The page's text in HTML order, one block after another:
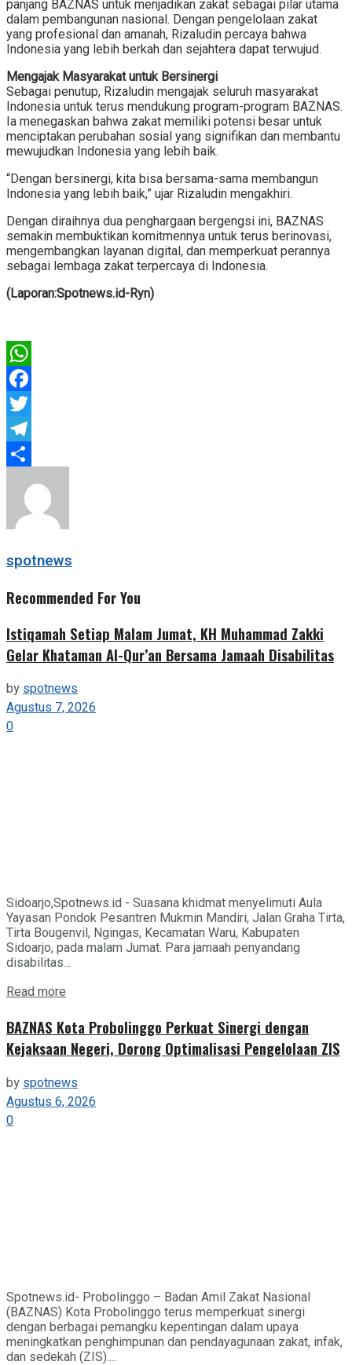
panjang BAZNAS untuk menjadikan zakat sebagai pilar utama
dalam pembangunan nasional. Dengan pengelolaan zakat
yang profesional dan amanah, Rizaludin percaya bahwa
Indonesia yang lebih berkah dan sejahtera dapat terwujud.
Mengajak Masyarakat untuk Bersinergi
Sebagai penutup, Rizaludin mengajak seluruh masyarakat
Indonesia untuk terus mendukung program-program BAZNAS.
Ia menegaskan bahwa zakat memiliki potensi besar untuk
menciptakan perubahan sosial yang signifikan dan membantu
mewujudkan Indonesia yang lebih baik.
“Dengan bersinergi, kita bisa bersama-sama membangun
Indonesia yang lebih baik,” ujar Rizaludin mengakhiri.
Dengan diraihnya dua penghargaan bergengsi ini, BAZNAS
semakin membuktikan komitmennya untuk terus berinovasi,
mengembangkan layanan digital, dan memperkuat perannya
sebagai lembaga zakat terpercaya di Indonesia.
(Laporan:Spotnews.id-Ryn)
WhatsApp
Facebook
Twitter
Telegram
Share
spotnews
Recommended For You
Istiqamah Setiap Malam Jumat, KH Muhammad Zakki
Gelar Khataman Al-Qur’an Bersama Jamaah Disabilitas
byspotnews
Agustus 7, 2026
0
Sidoarjo,Spotnews.id - Suasana khidmat menyelimuti Aula
Yayasan Pondok Pesantren Mukmin Mandiri, Jalan Graha Tirta,
Tirta Bougenvil, Ngingas, Kecamatan Waru, Kabupaten
Sidoarjo, pada malam Jumat. Para jamaah penyandang
disabilitas...
Read more
BAZNAS Kota Probolinggo Perkuat Sinergi dengan
Kejaksaan Negeri, Dorong Optimalisasi Pengelolaan ZIS
by spotnews
Agustus 6, 2026
0
Spotnews.id- Probolinggo – Badan Amil Zakat Nasional
(BAZNAS) Kota Probolinggo terus memperkuat sinergi
dengan berbagai pemangku kepentingan dalam upaya
meningkatkan penghimpunan dan pendayagunaan zakat, infak,
dan sedekah (ZIS)....